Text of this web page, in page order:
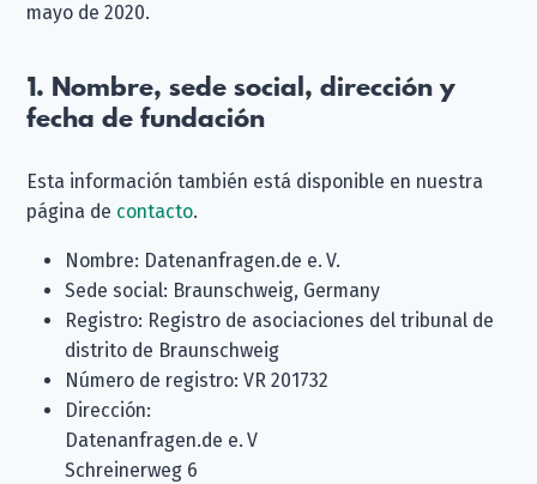
mayo de 2020.
1. Nombre, sede social, dirección y
fecha de fundación
Esta información también está disponible en nuestra
página de contacto.
Nombre: Datenanfragen.de e. V.
Sede social: Braunschweig, Germany
Registro: Registro de asociaciones del tribunal de
distrito de Braunschweig
Número de registro: VR 201732
Dirección:
Datenanfragen.de e. V
Schreinerweg 6